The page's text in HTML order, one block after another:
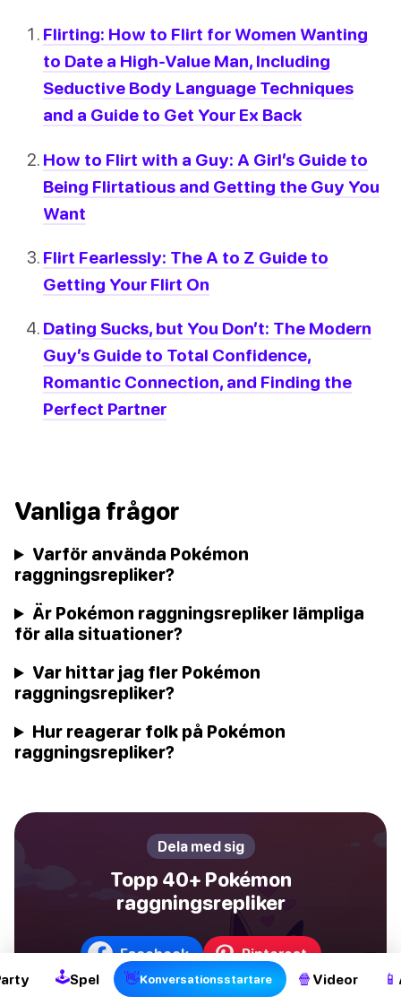
Flirting: How to Flirt for Women Wanting
to Date a High-Value Man, Including
Seductive Body Language Techniques
and a Guide to Get Your Ex Back
How to Flirt with a Guy: A Girl’s Guide to
Being Flirtatious and Getting the Guy You
Want
Flirt Fearlessly: The A to Z Guide to
Getting Your Flirt On
Dating Sucks, but You Don’t: The Modern
Guy’s Guide to Total Confidence,
Romantic Connection, and Finding the
Perfect Partner
Vanliga frågor
Varför använda Pokémon
raggningsrepliker?
Är Pokémon raggningsrepliker lämpliga
för alla situationer?
Var hittar jag fler Pokémon
raggningsrepliker?
Hur reagerar folk på Pokémon
raggningsrepliker?
Dela med sig
Topp 40+ Pokémon
raggningsrepliker
Facebook Pinterest
Twitter / X WhatsApp
🕹Spel 👋Konversationsstartare 🍿 Videor 📱